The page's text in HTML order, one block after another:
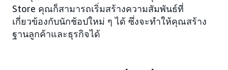
Store คุณก็สามารถเริ่มสร้างความสัมพันธ์ที่
เกี่ยวข้องกับนักช้อปใหม่ ๆ ได้ ซึ่งจะทำให้คุณสร้าง
ฐานลูกค้าและธุรกิจได้